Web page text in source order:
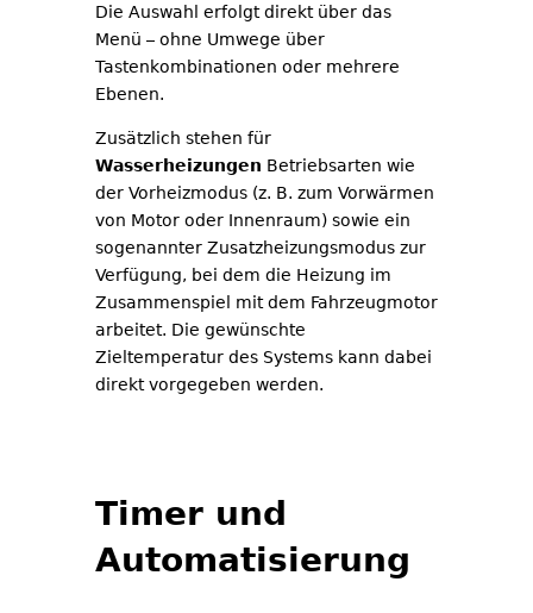
Die Auswahl erfolgt direkt über das
Menü – ohne Umwege über
Tastenkombinationen oder mehrere
Ebenen.
Zusätzlich stehen für
Wasserheizungen Betriebsarten wie
der Vorheizmodus (z. B. zum Vorwärmen
von Motor oder Innenraum) sowie ein
sogenannter Zusatzheizungsmodus zur
Verfügung, bei dem die Heizung im
Zusammenspiel mit dem Fahrzeugmotor
arbeitet. Die gewünschte
Zieltemperatur des Systems kann dabei
direkt vorgegeben werden.
Timer und
Automatisierung